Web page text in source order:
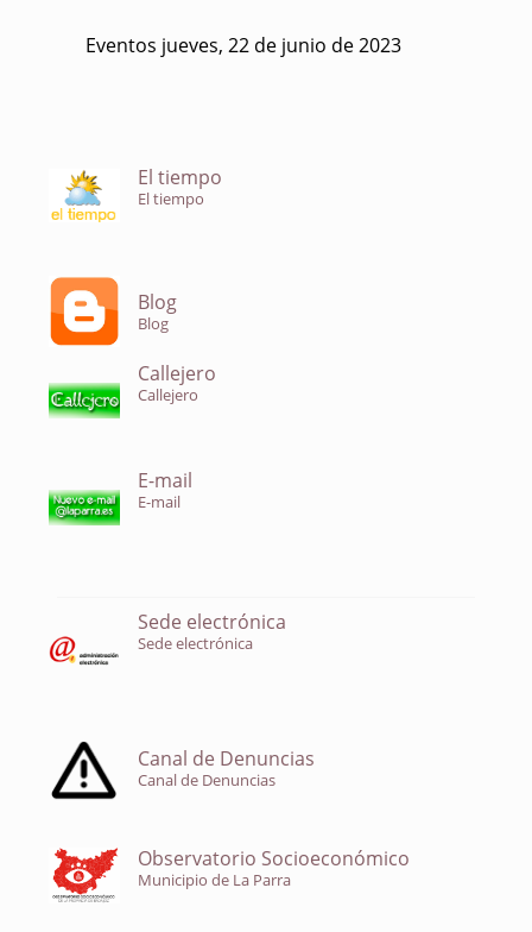
Eventos jueves, 22 de junio de 2023
El tiempo
El tiempo
Blog
Blog
Callejero
Callejero
E-mail
E-mail
Sede electrónica
Sede electrónica
Canal de Denuncias
Canal de Denuncias
Observatorio Socioeconómico
Municipio de La Parra